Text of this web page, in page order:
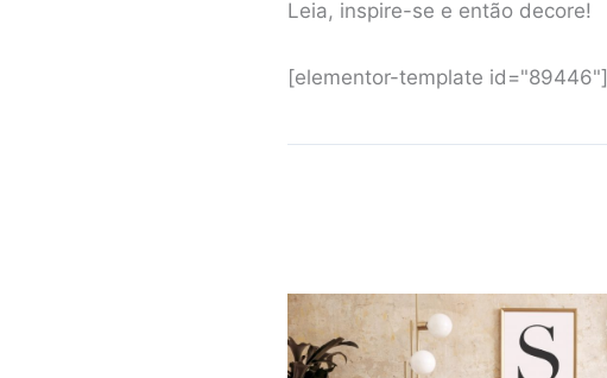
Leia, inspire-se e então decore!
[elementor-template id="89446"]